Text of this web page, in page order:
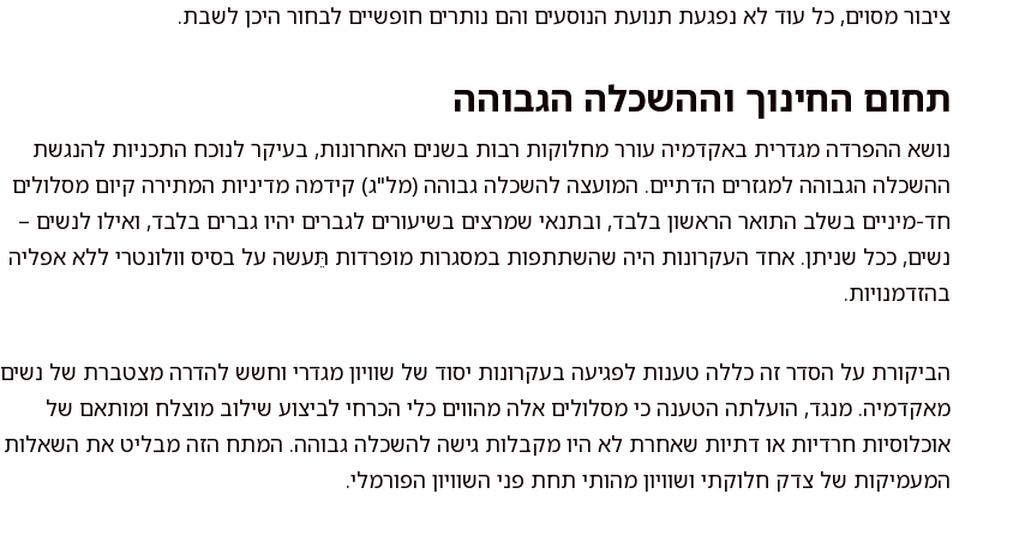
ציבור מסוים, כל עוד לא נפגעת תנועת הנוסעים והם נותרים חופשיים לבחור היכן לשבת.
תחום החינוך וההשכלה הגבוהה
נושא ההפרדה מגדרית באקדמיה עורר מחלוקות רבות בשנים האחרונות, בעיקר לנוכח התכניות להנגשת
ההשכלה הגבוהה למגזרים הדתיים. המועצה להשכלה גבוהה (מל"ג) קידמה מדיניות המתירה קיום מסלולים
חד-מיניים בשלב התואר הראשון בלבד, ובתנאי שמרצים בשיעורים לגברים יהיו גברים בלבד, ואילו לנשים –
נשים, ככל שניתן. אחד העקרונות היה שהשתתפות במסגרות מופרדות תֵּעשה על בסיס וולונטרי ללא אפליה
בהזדמנויות.
הביקורת על הסדר זה כללה טענות לפגיעה בעקרונות יסוד של שוויון מגדרי וחשש להדרה מצטברת של נשים
מאקדמיה. מנגד, הועלתה הטענה כי מסלולים אלה מהווים כלי הכרחי לביצוע שילוב מוצלח ומותאם של
אוכלוסיות חרדיות או דתיות שאחרת לא היו מקבלות גישה להשכלה גבוהה. המתח הזה מבליט את השאלות
המעמיקות של צדק חלוקתי ושוויון מהותי תחת פני השוויון הפורמלי.